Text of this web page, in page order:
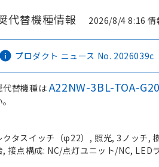
代替機種情報 2026/8/4 8:16 情
プロダクト ニュース No. 2026039c
代替機種はA22NW-3BL-TOA-
クタスイッチ（φ22）, 照光, 3ノッチ,
, 接点構成: NC/点灯ユニット/NC, LED